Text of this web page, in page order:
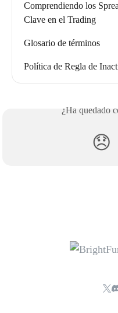
Comprendiendo los
Clave en el Trading
Glosario de términos
Política de Regla de
¿Ha quedado
😞